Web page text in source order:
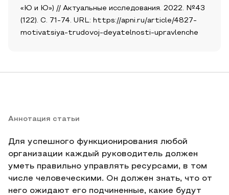
«Ю и Ю») // Актуальные исследования. 2022. №43
(122). С. 71-74. URL: https://apni.ru/article/4827-
motivatsiya-trudovoj-deyatelnosti-upravlenche
Аннотация статьи
Для успешного функционирования любой
организации каждый руководитель должен
уметь правильно управлять ресурсами, в том
числе человеческими. Он должен знать, что от
него ожидают его подчиненные, какие будут